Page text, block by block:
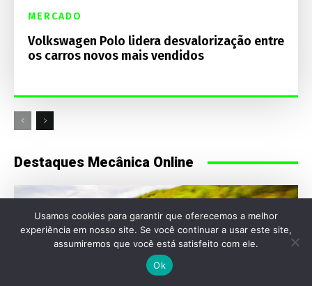
MERCADO
Volkswagen Polo lidera desvalorização entre
os carros novos mais vendidos
Destaques Mecânica Online
Usamos cookies para garantir que oferecemos a melhor
experiência em nosso site. Se você continuar a usar este site,
assumiremos que você está satisfeito com ele.
Ok